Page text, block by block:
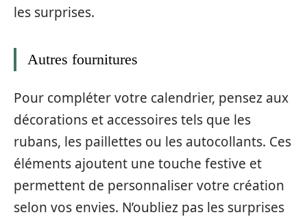
les surprises.
Autres fournitures
Pour compléter votre calendrier, pensez aux
décorations et accessoires tels que les
rubans, les paillettes ou les autocollants. Ces
éléments ajoutent une touche festive et
permettent de personnaliser votre création
selon vos envies. N’oubliez pas les surprises